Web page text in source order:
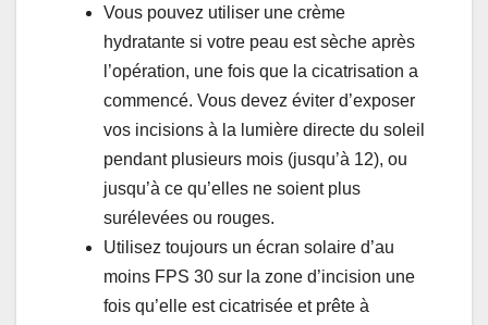
Vous pouvez utiliser une crème
hydratante si votre peau est sèche après
l’opération, une fois que la cicatrisation a
commencé. Vous devez éviter d’exposer
vos incisions à la lumière directe du soleil
pendant plusieurs mois (jusqu’à 12), ou
jusqu’à ce qu’elles ne soient plus
surélevées ou rouges.
Utilisez toujours un écran solaire d’au
moins FPS 30 sur la zone d’incision une
fois qu’elle est cicatrisée et prête à